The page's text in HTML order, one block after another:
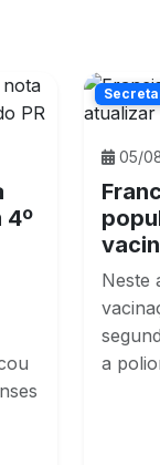
4º
05/
Neste
a